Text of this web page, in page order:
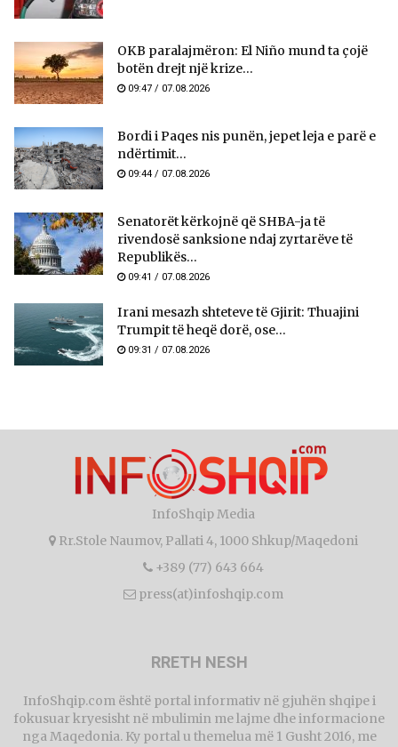
OKB paralajmëron: El Niño mund ta çojë
botën drejt një krize...
09:47 / 07.08.2026
Bordi i Paqes nis punën, jepet leja e parë e
ndërtimit...
09:44 / 07.08.2026
Senatorët kërkojnë që SHBA-ja të
rivendosë sanksione ndaj zyrtarëve të
Republikës...
09:41 / 07.08.2026
Irani mesazh shteteve të Gjirit: Thuajini
Trumpit të heqë dorë, ose...
09:31 / 07.08.2026
InfoShqip Media
Rr.Stole Naumov, Pallati 4, 1000 Shkup/Maqedoni
+389 (77) 643 664
press(at)infoshqip.com
RRETH NESH
InfoShqip.com është portal informativ në gjuhën shqipe i
fokusuar kryesisht në mbulimin me lajme dhe informacione
nga Maqedonia. Ky portal u themelua më 1 Gusht 2016, me